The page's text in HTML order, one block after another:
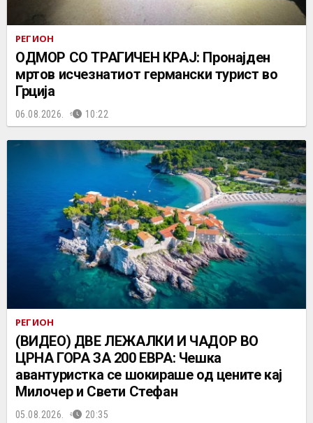
РЕГИОН
ОДМОР СО ТРАГИЧЕН КРАЈ: Пронајден
мртов исчезнатиот германски турист во
Грција
06.08.2026. 10:22
РЕГИОН
(ВИДЕО) ДВЕ ЛЕЖАЛКИ И ЧАДОР ВО
ЦРНА ГОРА ЗА 200 ЕВРА: Чешка
авантуристка се шокираше од цените кај
Милочер и Свети Стефан
05.08.2026. 20:35